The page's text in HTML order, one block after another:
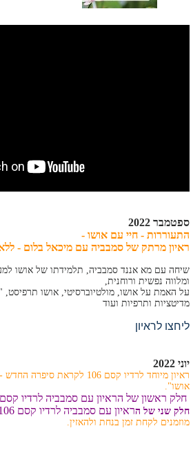
ספטמבר 2022
התעוררות - חיי עם אושו -
ראיון מרתק של סמבביה עם מיכאל בלום - ללא
ומלווה נפשית ורוחנית,
על האמת על אושו, מולטיוברסיטי, אושו תרפיסט,
מדיטציות ותרפיות ועוד
ליחצו לראיון
יוני 2022
ראיון מיוחד לרדיו קסם 106
אושו".
חלק ראשון של הראיון עם סמבביה לרדיו קסם 106
חלק שני של הראיון עם סמבביה לרדיו קסם 106
מוזמנים לקחת זמן בנחת ולהאזין.